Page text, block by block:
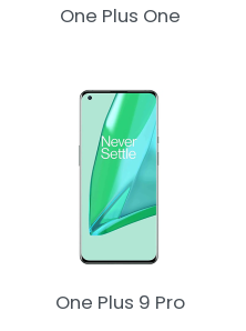
One Plus One
One Plus 9 Pro